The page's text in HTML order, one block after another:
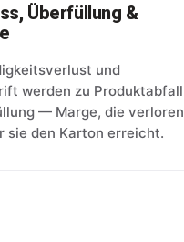
Überfüllung &
und
werden zu Produktabfall
— Marge, die verloren
sie den Karton erreicht.